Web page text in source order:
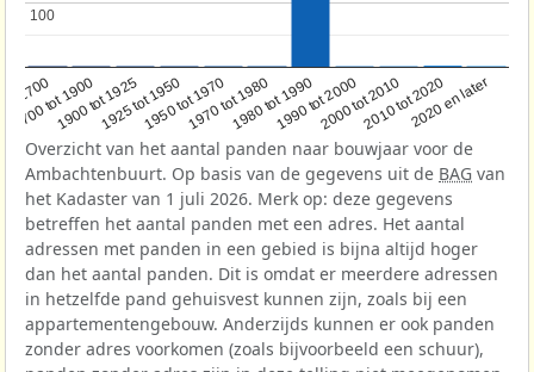
1700
1700 tot 1900
1900 tot 19251925 tot 19501950 tot 19701970 tot 19801980 tot 19901990 tot 20002000 tot 20102010 tot 20202020 en later
100
100
Overzicht van het aantal panden naar bouwjaar voor de
Ambachtenbuurt. Op basis van de gegevens uit de BAG van
het Kadaster van 1 juli 2026. Merk op: deze gegevens
betreffen het aantal panden met een adres. Het aantal
adressen met panden in een gebied is bijna altijd hoger
dan het aantal panden. Dit is omdat er meerdere adressen
in hetzelfde pand gehuisvest kunnen zijn, zoals bij een
appartementengebouw. Anderzijds kunnen er ook panden
zonder adres voorkomen (zoals bijvoorbeeld een schuur),